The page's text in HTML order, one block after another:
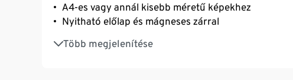
A4-es vagy annál kisebb méretű képekhez
Nyitható előlap és mágneses zárral
Több megjelenítése
Vízszintesen vagy függőlegesen is a falra akasztható
A keret fából